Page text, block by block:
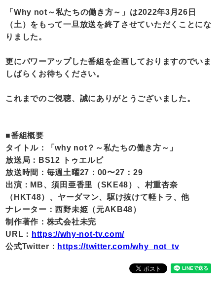
「Why not～私たちの働き方～」は2022年3月26日
（土）をもって一旦放送を終了させていただくことにな
りました。
更にパワーアップした番組を企画しておりますのでいま
しばらくお待ちください。
これまでのご視聴、誠にありがとうございました。
■番組概要
タイトル：「why not？～私たちの働き方～」
放送局：BS12 トゥエルビ
放送時間：毎週土曜27：00〜27：29
出演：MB、須田亜香里（SKE48）、村重杏奈
（HKT48）、ヤーダマン、駆け抜けて軽トラ、他
ナレーター：西野未姫（元AKB48）
制作著作：株式会社未完
URL： https://why-not-tv.com/
公式Twitter： https://twitter.com/why_not_tv